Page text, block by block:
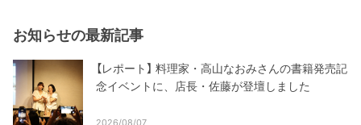
お知らせの最新記事
【レポート】 料理家・高山なおみさんの書籍発売記
念イベントに、店長・佐藤が登壇しました
2026/08/07